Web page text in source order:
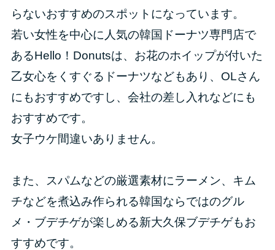
らないおすすめのスポットになっています。
若い女性を中心に人気の韓国ドーナツ専門店で
あるHello！Donutsは、お花のホイップが付いた
乙女心をくすぐるドーナツなどもあり、OLさん
にもおすすめですし、会社の差し入れなどにも
おすすめです。
女子ウケ間違いありません。
また、スパムなどの厳選素材にラーメン、キム
チなどを煮込み作られる韓国ならではのグル
メ・ブデチゲが楽しめる新大久保ブデチゲもお
すすめです。